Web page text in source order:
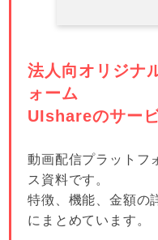
法人向オリジナ
ォーム
UIshareのサー
動画配信プラットフ
ス資料です。
特徴、機能、金額の
にまとめています。